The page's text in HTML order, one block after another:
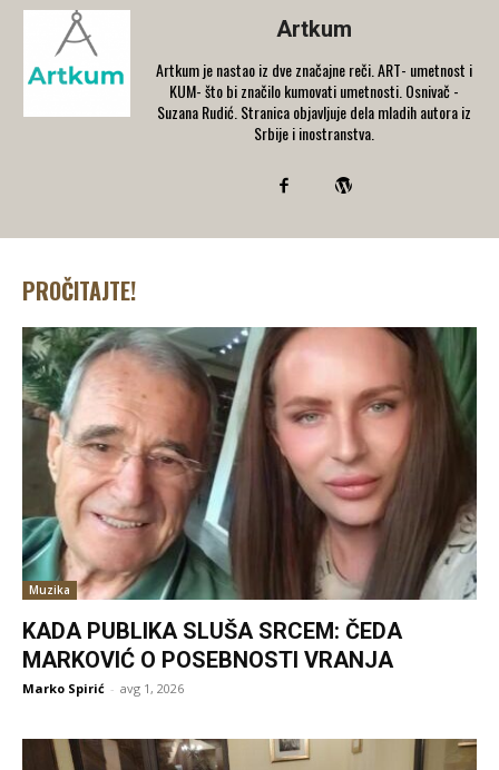
Artkum
Artkum je nastao iz dve značajne reči. ART- umetnost i
KUM- što bi značilo kumovati umetnosti. Osnivač -
Suzana Rudić. Stranica objavljuje dela mladih autora iz
Srbije i inostranstva.
PROČITAJTE!
Muzika
KADA PUBLIKA SLUŠA SRCEM: ČEDA
MARKOVIĆ O POSEBNOSTI VRANJA
Marko Spirić - avg 1, 2026